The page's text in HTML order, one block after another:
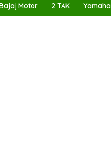
Bajaj Motor 2 TAK Yamaha